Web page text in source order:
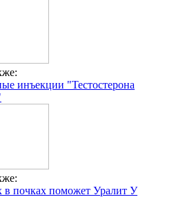
инъекции "Тестостерона
в почках поможет Уралит У